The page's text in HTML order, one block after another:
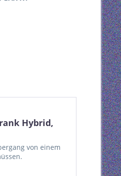
Hybrid,
von einem